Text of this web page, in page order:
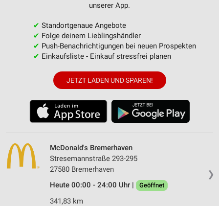
unserer App.
✔ Standortgenaue Angebote
✔ Folge deinem Lieblingshändler
✔ Push-Benachrichtigungen bei neuen Prospekten
✔ Einkaufsliste - Einkauf stressfrei planen
JETZT LADEN UND SPAREN!
❯
McDonald's Bremerhaven
Stresemannstraße 293-295
27580 Bremerhaven
Heute 00:00 - 24:00 Uhr |
Geöffnet
341,83 km